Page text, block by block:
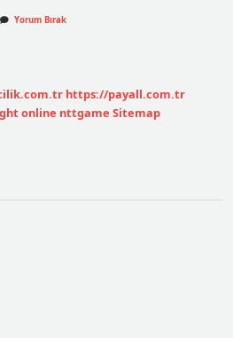
Yorum Bırak
https://payall.com.tr
online nttgame Sitemap